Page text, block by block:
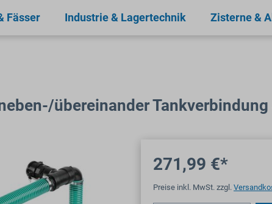
Fässer Industrie & Lagertechnik Zisterne &
übereinander
271,99 €*
Preise inkl. MwSt. zzgl.